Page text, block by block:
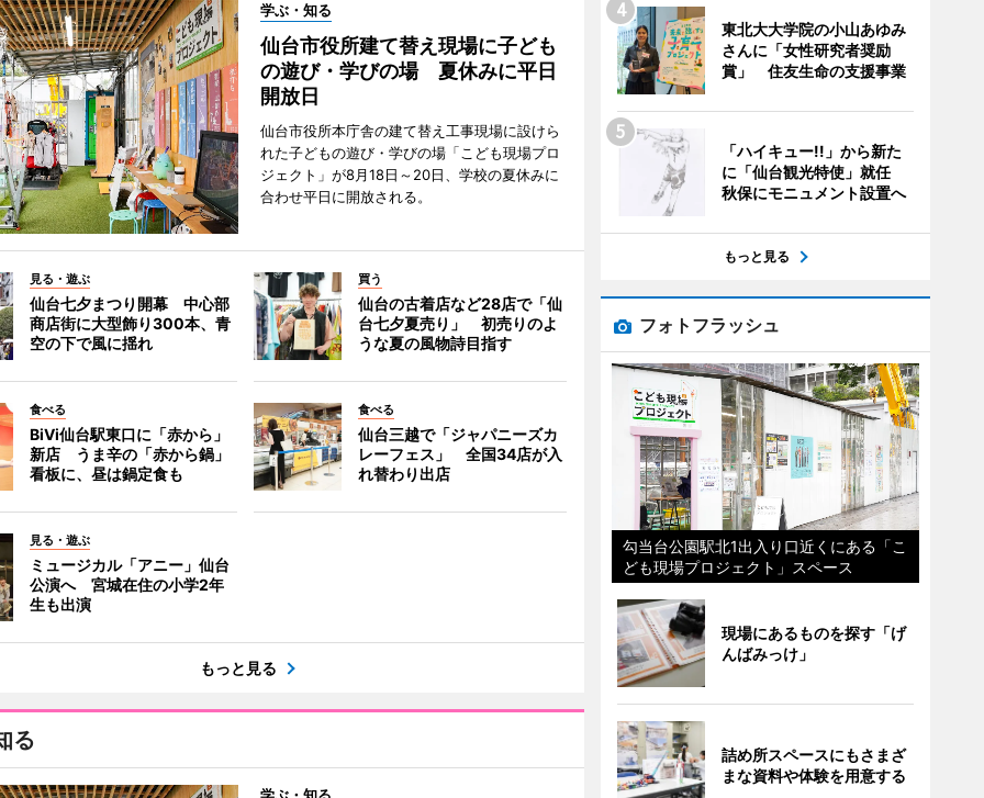
学ぶ・知る
仙台市役所建て替え現場に子ども
の遊び・学びの場 夏休みに平日
開放日
仙台市役所本庁舎の建て替え工事現場に設けら
れた子どもの遊び・学びの場「こども現場プロ
ジェクト」が8月18日～20日、学校の夏休みに
合わせ平日に開放される。
見る・遊ぶ
仙台七夕まつり開幕 中心部
商店街に大型飾り300本、青
空の下で風に揺れ
買う
仙台の古着店など28店で「仙
台七夕夏売り」 初売りのよ
うな夏の風物詩目指す
食べる
BiVi仙台駅東口に「赤から」
新店 うま辛の「赤から鍋」
看板に、昼は鍋定食も
食べる
仙台三越で「ジャパニーズカ
レーフェス」 全国34店が入
れ替わり出店
見る・遊ぶ
ミュージカル「アニー」仙台
公演へ 宮城在住の小学2年
生も出演
もっと見る
る
東北大大学院の小山あゆみ
さんに「女性研究者奨励
賞」 住友生命の支援事業
「ハイキュー!!」から新た
に「仙台観光特使」就任
秋保にモニュメント設置へ
もっと見る
フォトフラッシュ
勾当台公園駅北1出入り口近くにある「こ
ども現場プロジェクト」スペース
現場にあるものを探す「げ
んばみっけ」
詰め所スペースにもさまざ
まな資料や体験を用意する